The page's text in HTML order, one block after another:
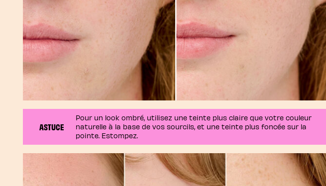
ASTUCE
Pour un look ombré, utilisez une teinte plus claire que votre couleur
naturelle à la base de vos sourcils, et une teinte plus foncée sur la
pointe. Estompez.